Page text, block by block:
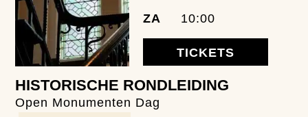
ZA 10:00
TICKETS
HISTORISCHE RONDLEIDING
Open Monumenten Dag